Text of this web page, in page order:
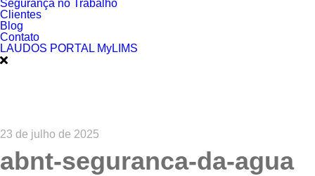
Segurança no Trabalho
Clientes
Blog
Contato
LAUDOS PORTAL MyLIMS
23 de julho de 2025
abnt-seguranca-da-agua